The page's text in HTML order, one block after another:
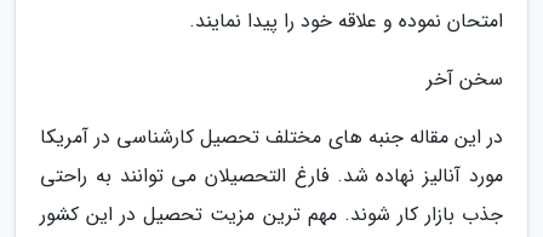
امتحان نموده و علاقه خود را پیدا نمایند.
سخن آخر
در این مقاله جنبه های مختلف تحصیل کارشناسی در آمریکا
مورد آنالیز نهاده شد. فارغ التحصیلان می توانند به راحتی
جذب بازار کار شوند. مهم ترین مزیت تحصیل در این کشور